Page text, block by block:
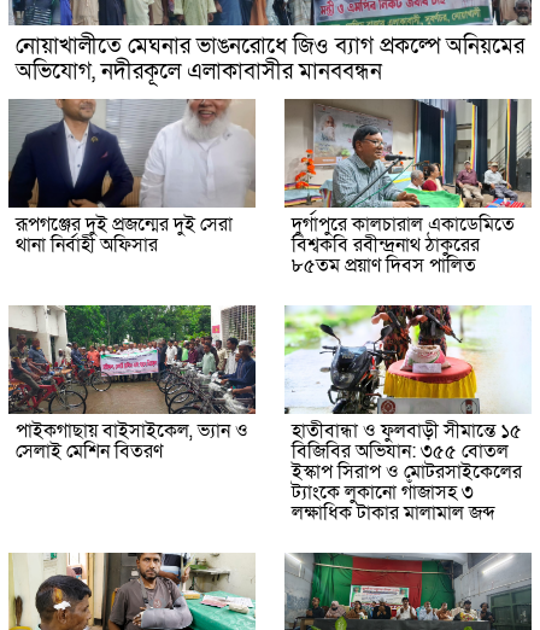
নোয়াখালীতে মেঘনার ভাঙনরোধে জিও ব্যাগ প্রকল্পে অনিয়মের
অভিযোগ, নদীরকূলে এলাকাবাসীর মানববন্ধন
রূপগঞ্জের দুই প্রজন্মের দুই সেরা
থানা নির্বাহী অফিসার
দুর্গাপুরে কালচারাল একাডেমিতে
বিশ্বকবি রবীন্দ্রনাথ ঠাকুরের
৮৫তম প্রয়াণ দিবস পালিত
পাইকগাছায় বাইসাইকেল, ভ্যান ও
সেলাই মেশিন বিতরণ
হাতীবান্ধা ও ফুলবাড়ী সীমান্তে ১৫
বিজিবির অভিযান: ৩৫৫ বোতল
ইস্কাপ সিরাপ ও মোটরসাইকেলের
ট্যাংকে লুকানো গাঁজাসহ ৩
লক্ষাধিক টাকার মালামাল জব্দ